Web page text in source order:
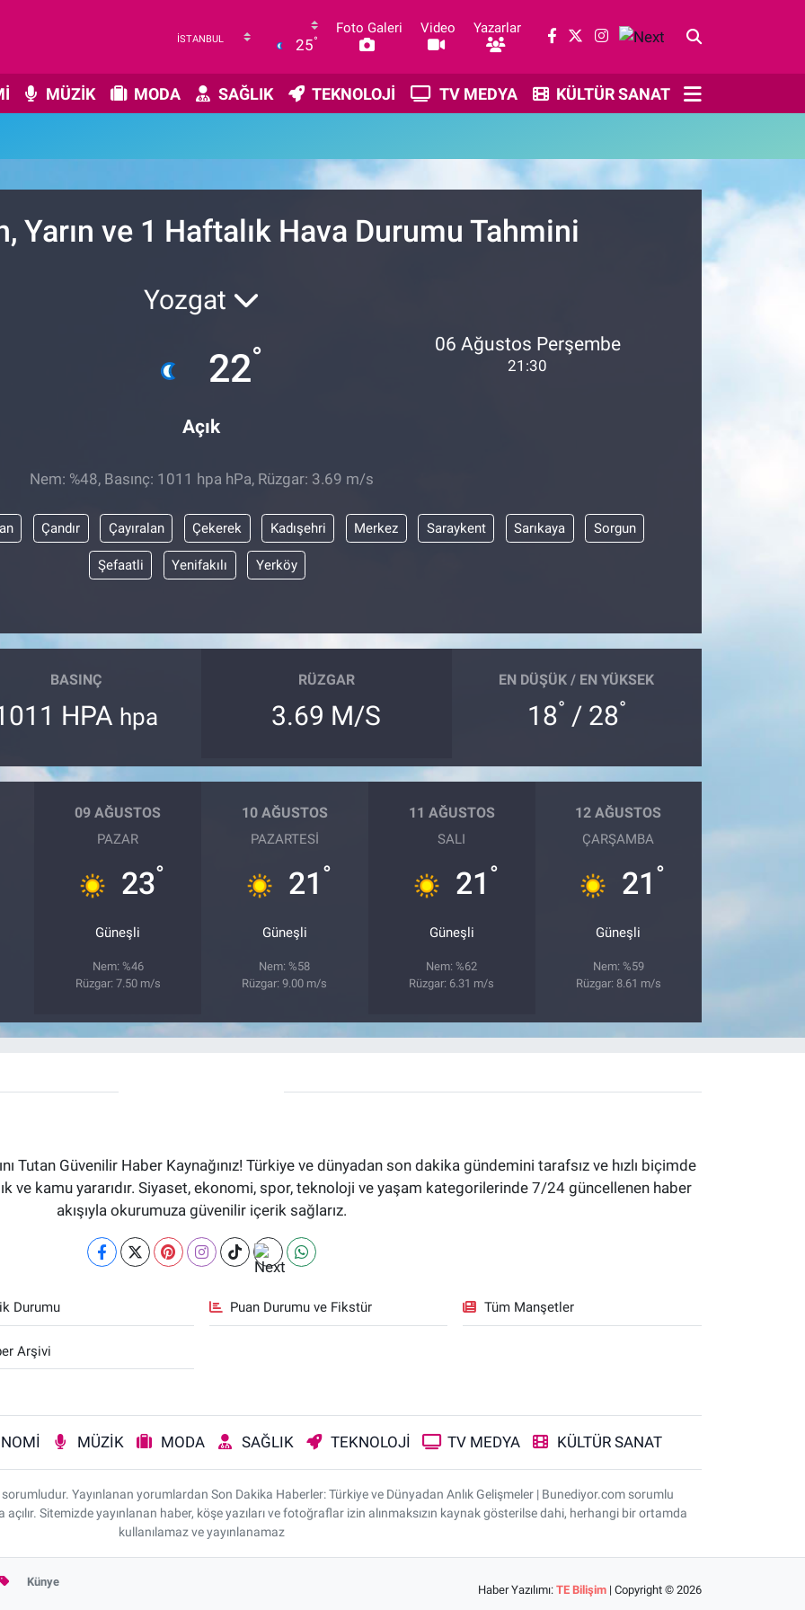
25°
Foto Galeri Video Yazarlar
MÜZİK MODA SAĞLIK TEKNOLOJİ TV MEDYA KÜLTÜR SANAT
Yarın ve 1 Haftalık Hava Durumu Tahmini
Yozgat
22°
Açık
06 Ağustos Perşembe
21:30
Nem: %48, Basınç: 1011 hpa hPa, Rüzgar: 3.69 m/s
Çandır Çayıralan Çekerek Kadışehri Merkez Saraykent Sarıkaya Sorgun
Şefaatli Yenifakılı Yerköy
BASINÇ
HPA hpa
RÜZGAR
3.69 M/S
EN DÜŞÜK / EN YÜKSEK
18° / 28°
09 AĞUSTOS
PAZAR
23°
Güneşli
Nem: %46
Rüzgar: 7.50 m/s
10 AĞUSTOS
PAZARTESI
21 °
Güneşli
Nem: %58
Rüzgar: 9.00 m/s
11 AĞUSTOS
SALI
21 °
Güneşli
Nem: %62
Rüzgar: 6.31 m/s
12 AĞUSTOS
ÇARŞAMBA
21 °
Güneşli
Nem: %59
Rüzgar: 8.61 m/s
Tutan Güvenilir Haber Kaynağınız! Türkiye ve dünyadan son dakika gündemini tarafsız ve hızlı biçimde
ve kamu yararıdır. Siyaset, ekonomi, spor, teknoloji ve yaşam kategorilerinde 7/24 güncellenen haber
akışıyla okurumuza güvenilir içerik sağlarız.
Durumu Puan Durumu ve Fikstür Tüm Manşetler
Arşivi
MÜZİK MODA SAĞLIK TEKNOLOJİ TV MEDYA KÜLTÜR SANAT
Yayınlanan yorumlardan Son Dakika Haberler: Türkiye ve Dünyadan Anlık Gelişmeler | Bunediyor.com sorumlu
Sitemizde yayınlanan haber, köşe yazıları ve fotoğraflar izin alınmaksızın kaynak gösterilse dahi, herhangi bir ortamda
kullanılamaz ve yayınlanamaz
Künye
Haber Yazılımı:TE Bilişim | Copyright © 2026